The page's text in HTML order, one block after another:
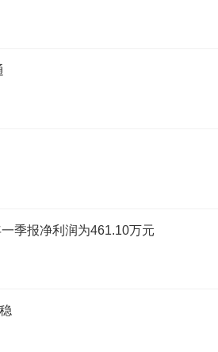
季报净利润为461.10万元